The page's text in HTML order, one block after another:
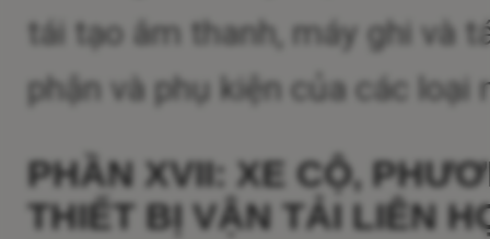
tái tạo âm thanh, máy ghi và
phận và phụ kiện của các loại
PHẦN XVII: XE CỘ,
THIẾT BỊ VẬN TẢI LIÊN